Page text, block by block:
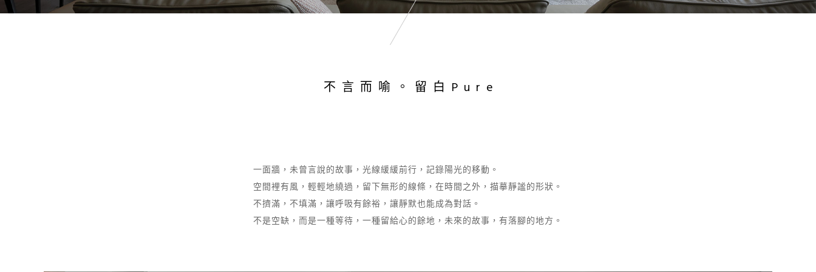
不言而喻。留白Pure
一面牆，未曾言說的故事，光線緩緩前行，記錄陽光的移動。
空間裡有風，輕輕地繞過，留下無形的線條，在時間之外，描摹靜謐的形狀。
不擠滿，不填滿，讓呼吸有餘裕，讓靜默也能成為對話。
不是空缺，而是一種等待，一種留給心的餘地，未來的故事，有落腳的地方。